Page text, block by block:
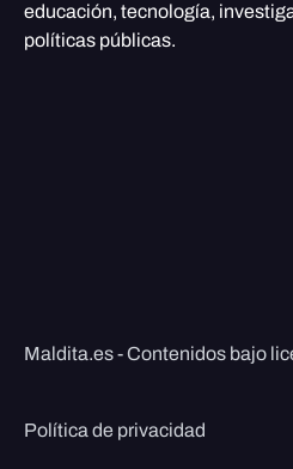
educación, tecnología,
políticas públicas.
Maldita.es - Contenidos bajo
Política de privacidad